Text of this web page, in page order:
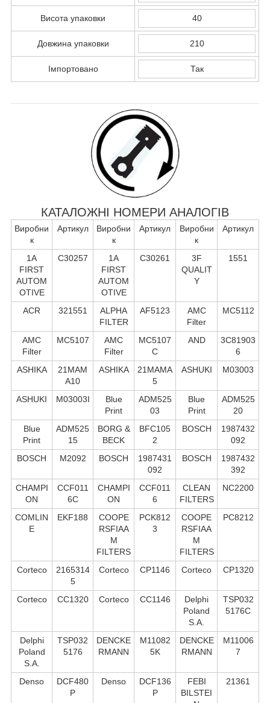
Висота упаковки 40
Довжина упаковки 210
Імпортовано Так
КАТАЛОЖНІ НОМЕРИ АНАЛОГІВ
Виробни
к
Артикул
Виробни
к
Артикул
Виробни
к
Артикул
1A
FIRST
AUTOM
OTIVE
C30257
1A
FIRST
AUTOM
OTIVE
C30261
3F
QUALIT
Y
1551
ACR 321551
ALPHA
FILTER
AF5123
AMC
Filter
MC5112
AMC
Filter
MC5107
AMC
Filter
MC5107
C
AND
3C81903
6
ASHIKA
21MAM
A10
ASHIKA
21MAMA
5
ASHUKI M03003
ASHUKI M03003I
Blue
Print
ADM525
03
Blue
Print
ADM525
20
Blue
Print
ADM525
15
BORG &
BECK
BFC105
2
BOSCH
1987432
092
BOSCH
M2092 BOSCH
1987431
092
BOSCH
1987432
392
CHAMPI
ON
CCF011
6C
CHAMPI
ON
CCF011
6
CLEAN
FILTERS
NC2200
COMLIN
E
EKF188
COOPE
RSFIAA
M
FILTERS
PCK812
3
COOPE
RSFIAA
M
FILTERS
PC8212
Corteco
2165314
5
Corteco CP1146 Corteco CP1320
Corteco CC1320 Corteco CC1146
Delphi
Poland
S.А.
TSP032
5176C
Delphi
Poland
S.А.
TSP032
5176
DENCKE
RMANN
M11082
5K
DENCKE
RMANN
M11006
7
Denso
DCF480
P
Denso
DCF136
P
FEBI
BILSTEI
21361